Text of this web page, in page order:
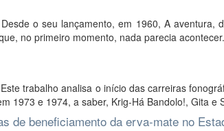
o seu lançamento, em 1960, A aventura,
no primeiro momento, nada parecia
trabalho analisa o início das carreiras
1973 e 1974, a saber, Krig-Há Bandolo!, Gita e
de beneficiamento da erva-mate no